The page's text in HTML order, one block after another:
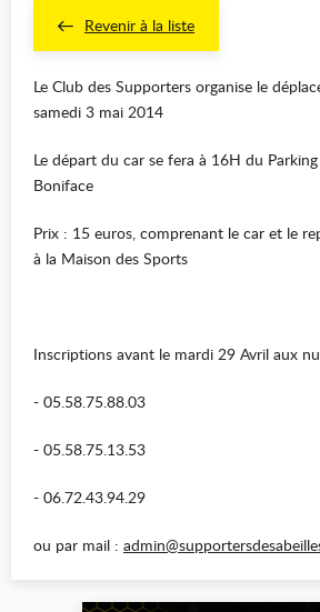
Revenir à la liste
Le Club des Supporters organise le
samedi 3 mai 2014
Le départ du car se fera à 16H du
Boniface
Prix : 15 euros, comprenant le car et le
à la Maison des Sports
Inscriptions avant le mardi 29 Avril aux
- 05.58.75.88.03
- 05.58.75.13.53
- 06.72.43.94.29
ou par mail :